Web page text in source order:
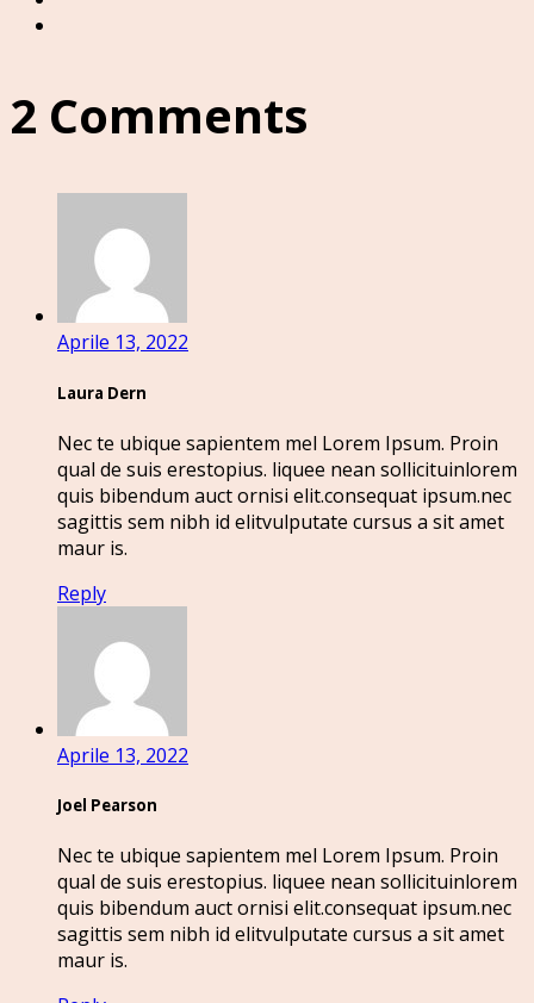
2 Comments
Aprile 13, 2022
Laura Dern
Nec te ubique sapientem mel Lorem Ipsum. Proin
qual de suis erestopius. liquee nean sollicituinlorem
quis bibendum auct ornisi elit.consequat ipsum.nec
sagittis sem nibh id elitvulputate cursus a sit amet
maur is.
Reply
Aprile 13, 2022
Joel Pearson
Nec te ubique sapientem mel Lorem Ipsum. Proin
qual de suis erestopius. liquee nean sollicituinlorem
quis bibendum auct ornisi elit.consequat ipsum.nec
sagittis sem nibh id elitvulputate cursus a sit amet
maur is.